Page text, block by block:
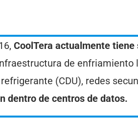
CoolTera actualmente tiene
de
(CDU), redes
dentro de centros de datos.